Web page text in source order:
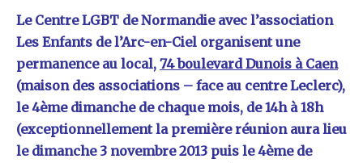
Le Centre LGBT de Normandie avec l’association
Les Enfants de l’Arc-en-Ciel organisent une
permanence au local, 74 boulevard Dunois à Caen
(maison des associations – face au centre Leclerc),
le 4ème dimanche de chaque mois, de 14h à 18h
(exceptionnellement la première réunion aura lieu
le dimanche 3 novembre 2013 puis le 4ème de